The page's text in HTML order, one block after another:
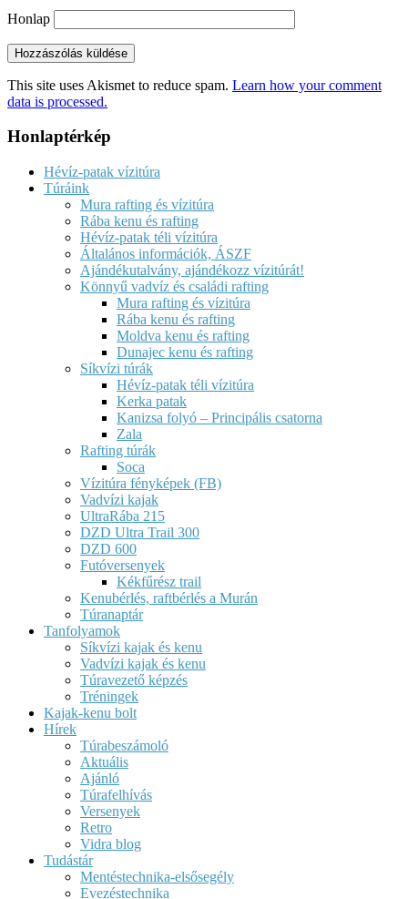
Honlap
This site uses Akismet to reduce spam. Learn how your comment
data is processed.
Honlaptérkép
Hévíz-patak vízitúra
Túráink
Mura rafting és vízitúra
Rába kenu és rafting
Hévíz-patak téli vízitúra
Általános információk, ÁSZF
Ajándékutalvány, ajándékozz vízitúrát!
Könnyű vadvíz és családi rafting
Mura rafting és vízitúra
Rába kenu és rafting
Moldva kenu és rafting
Dunajec kenu és rafting
Síkvízi túrák
Hévíz-patak téli vízitúra
Kerka patak
Kanizsa folyó – Principális csatorna
Zala
Rafting túrák
Soca
Vízitúra fényképek (FB)
Vadvízi kajak
UltraRába 215
DZD Ultra Trail 300
DZD 600
Futóversenyek
Kékfűrész trail
Kenubérlés, raftbérlés a Murán
Túranaptár
Tanfolyamok
Síkvízi kajak és kenu
Vadvízi kajak és kenu
Túravezető képzés
Tréningek
Kajak-kenu bolt
Hírek
Túrabeszámoló
Aktuális
Ajánló
Túrafelhívás
Versenyek
Retro
Vidra blog
Tudástár
Mentéstechnika-elsősegély
Evezéstechnika